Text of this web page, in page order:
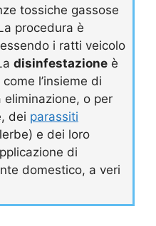
tossiche gassose
procedura è
i ratti veicolo
disinfestazione è
l’insieme di
o per
dei parassiti
e dei loro
di
domestico, a veri